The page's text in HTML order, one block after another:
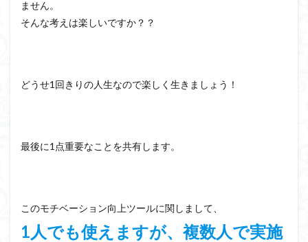
ません。
そんな考えは楽しいですか？？
どうせ1回きりの人生なので楽しく生きましょう！
最後に1点重要なことを共有します。
このモチベーション向上ツールに関しまして、
1人でも使えますが、複数人で実施